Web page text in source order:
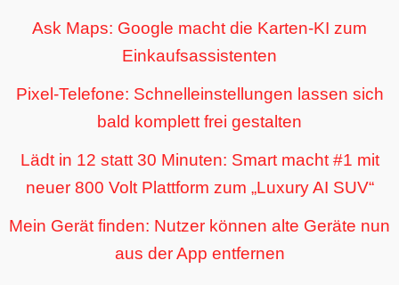
Ask Maps: Google macht die Karten-KI zum
Einkaufsassistenten
Pixel-Telefone: Schnelleinstellungen lassen sich
bald komplett frei gestalten
Lädt in 12 statt 30 Minuten: Smart macht #1 mit
neuer 800 Volt Plattform zum „Luxury AI SUV“
Mein Gerät finden: Nutzer können alte Geräte nun
aus der App entfernen